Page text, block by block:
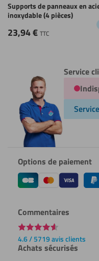
Supports de panneaux en
inoxydable (4 pièces)
23,94€ TTC
Service
Options de paiement
Commentaires
4.6 / 5719 avis clients
Achats sécurisés